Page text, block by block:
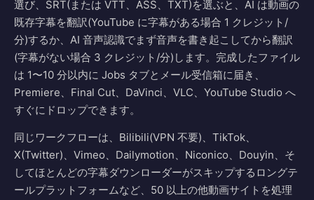
選び、SRT(または VTT、ASS、TXT)を選ぶと、AI は動画の
既存字幕を翻訳(YouTube に字幕がある場合 1 クレジット/
分)するか、AI 音声認識でまず音声を書き起こしてから翻訳
(字幕がない場合 3 クレジット/分)します。完成したファイル
は 1〜10 分以内に Jobs タブとメール受信箱に届き、
Premiere、Final Cut、DaVinci、VLC、YouTube Studio へ
すぐにドロップできます。
同じワークフローは、Bilibili(VPN 不要)、TikTok、
X(Twitter)、Vimeo、Dailymotion、Niconico、Douyin、そ
してほとんどの字幕ダウンローダーがスキップするロングテ
ールプラットフォームなど、50 以上の他動画サイトを処理